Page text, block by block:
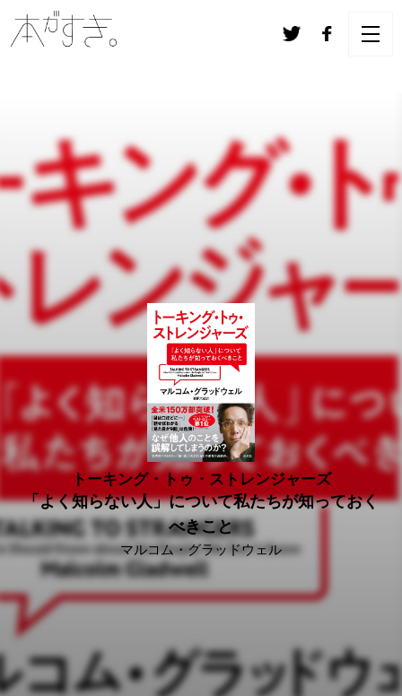
トーキング・トゥ・ストレンジャーズ
「よく知らない人」について私たちが知っておく
べきこと
マルコム・グラッドウェル
2020/06/22
“全米150万部突破！